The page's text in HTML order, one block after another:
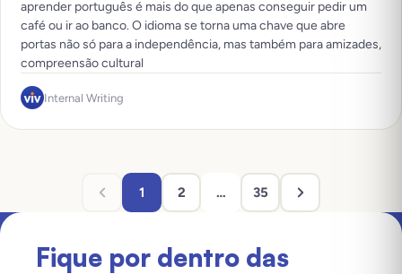
aprender português é mais do que apenas conseguir pedir um
café ou ir ao banco. O idioma se torna uma chave que abre
portas não só para a independência, mas também para amizades,
compreensão cultural
Internal Writing
1 2 … 35
Fique por dentro das